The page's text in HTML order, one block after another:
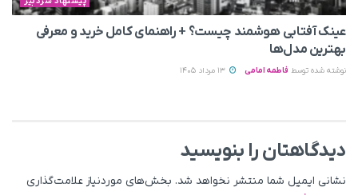
عینک آفتابی هوشمند چیست؟ + راهنمای کامل خرید و معرفی
بهترین مدل‌ها
نوشته شده توسط فاطمه امامی
دیدگاهتان را بنویسید
نشانی ایمیل شما منتشر نخواهد شد. بخش‌های موردنیاز علامت‌گذاری